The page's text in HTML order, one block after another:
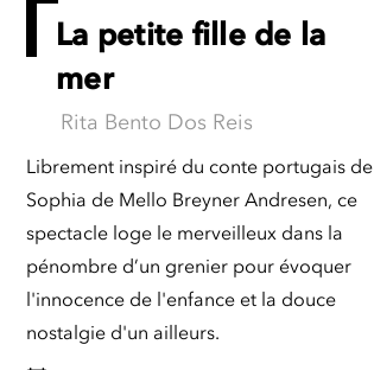
La petite fille de la
mer
Rita Bento Dos Reis
Librement inspiré du conte portugais de
Sophia de Mello Breyner Andresen, ce
spectacle loge le merveilleux dans la
pénombre d’un grenier pour évoquer
l'innocence de l'enfance et la douce
nostalgie d'un ailleurs.